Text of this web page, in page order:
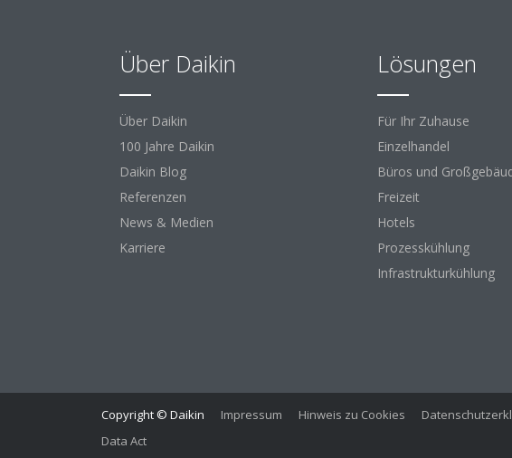
Über Daikin
Über Daikin
100 Jahre Daikin
Daikin Blog
Referenzen
News & Medien
Karriere
Lösungen
Für Ihr Zuhause
Einzelhandel
Büros und
Freizeit
Hotels
Prozesskühlung
Infrastrukturkühlung
Copyright © Daikin Impressum Hinweis zu Cookies
Data Act